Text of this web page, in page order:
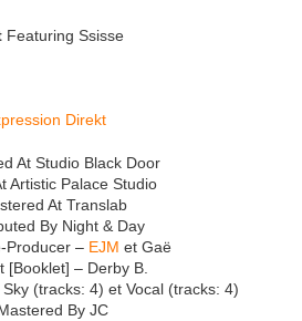
Featuring Ssisse
Direkt
At Studio Black Door
Artistic Palace Studio
At Translab
By Night & Day
Producer – EJM et Gaë
[Booklet] – Derby B.
Sky (tracks: 4) et Vocal (tracks: 4)
By JC